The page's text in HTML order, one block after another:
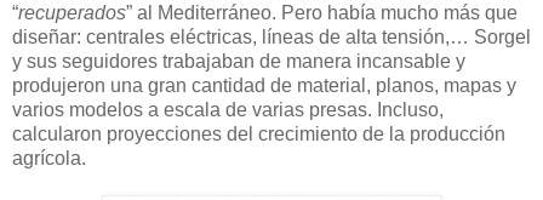
“recuperados” al Mediterráneo. Pero había mucho más que
diseñar: centrales eléctricas, líneas de alta tensión,… Sorgel
y sus seguidores trabajaban de manera incansable y
produjeron una gran cantidad de material, planos, mapas y
varios modelos a escala de varias presas. Incluso,
calcularon proyecciones del crecimiento de la producción
agrícola.